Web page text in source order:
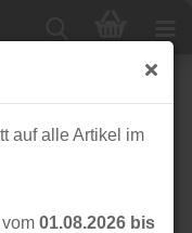
auf alle Artikel im
01.08.2026 bis
Bling Bling -